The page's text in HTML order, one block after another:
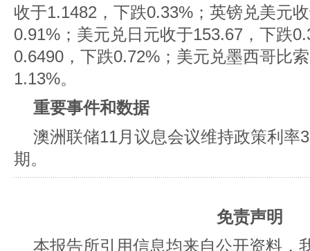
收于1.1482，下跌0.33%；英镑兑美元
0.91%；美元兑日元收于153.67，下跌
0.6490，下跌0.72%；美元兑墨西哥比
1.13%。
重要事件和数据
澳洲联储11月议息会议维持政策利率
期。
免责声明
本报告所引用信息均来自公开资料，